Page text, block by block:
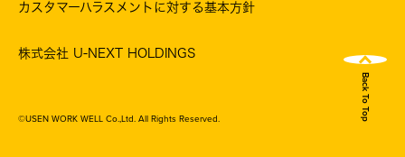
カスタマーハラスメントに対する基本方針
株式会社 U-NEXT HOLDINGS
©USEN WORK WELL Co.,Ltd. All Rights Reserved. Back To Top